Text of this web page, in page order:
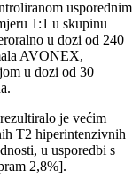
usporednim
1:1 u skupinu
u dozi od 240
AVONEX,
u dozi od 30
je većim
T2 hiperintenzivnih
u usporedbi s
2,8%].